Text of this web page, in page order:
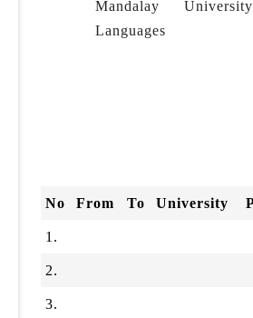
Mandalay
Languages
No From To University
1.
2.
3.